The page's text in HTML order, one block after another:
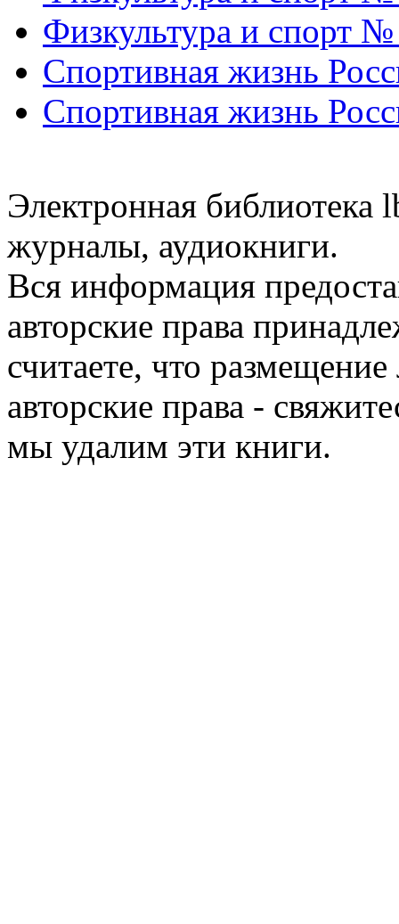
Физкультура и спорт
Спортивная жизнь
Спортивная жизнь
Электронная библиотека
журналы, аудиокниги.
Вся информация
авторские права
считаете, что
авторские права -
мы удалим эти книги.